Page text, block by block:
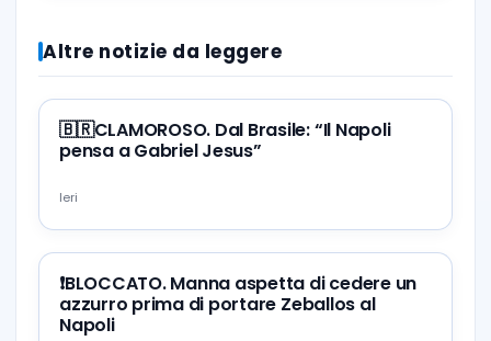
Altre notizie da leggere
🇧🇷CLAMOROSO. Dal Brasile: “Il Napoli
pensa a Gabriel Jesus”
Ieri
❗️BLOCCATO. Manna aspetta di cedere un
azzurro prima di portare Zeballos al
Napoli